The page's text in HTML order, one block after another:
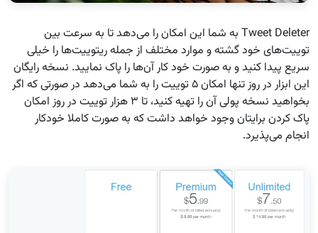
Tweet Deleter به شما این امکان را می‌دهد تا به سرعت بین
توییت‌های خود گشته و موارد مختلف از جمله ریتوییت‌ها را خیلی
سریع پیدا کنید و به صورت خود کار آن‌ها را پاک نمایید. نسخه رایگان
این ابزار در روز تنها امکان ۵ توییت را به شما می‌دهد در صورتی که اگر
بخواهید نسخه پولی آن را تهیه کنید، تا ۳ هزار توییت در روز امکان
پاک کردن برایتان وجود خواهد داشت که به صورت کاملا خودکار
انجام می‌پذیرد.